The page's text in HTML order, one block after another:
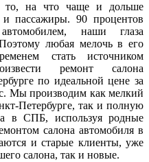
на что чаще и дольше
пассажиры. 90 процентов
наши глаза
любая мелочь в его
стать источником
ремонт салона
по идеальной цене за
Мы производим как мелкий
Петербурге, так и полную
в СПБ, используя родные
салона автомобиля в
и старые клиенты, уже
салона, так и новые.